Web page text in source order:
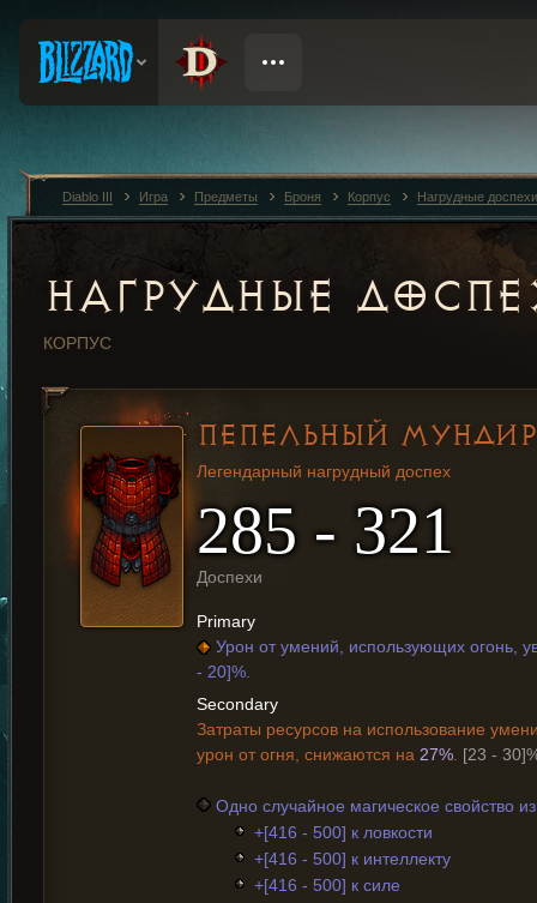
НАГРУДНЫЕ
КОРПУС
ПЕПЕЛЬНЫЙ МУНДИР
Легендарный нагрудный доспех
285 - 321
Доспехи
Primary
Урон от умений, использующих огонь,
- 20]%.
Secondary
Затраты ресурсов на использование
урон от огня, снижаются на 27% [23 -
Одно случайное магическое свойство
+[416 - 500] к ловкости
+[416 - 500] к интеллекту
+[416 - 500] к силе
Diablo III Игра Предметы Броня Корпус Нагрудные доспехи